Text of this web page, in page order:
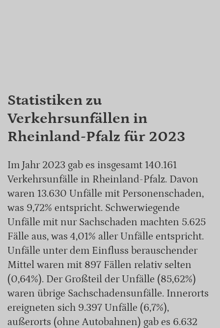
Statistiken zu
Verkehrsunfällen in
Rheinland-Pfalz für 2023
Im Jahr 2023 gab es insgesamt 140.161
Verkehrsunfälle in Rheinland-Pfalz. Davon
waren 13.630 Unfälle mit Personenschaden,
was 9,72% entspricht. Schwerwiegende
Unfälle mit nur Sachschaden machten 5.625
Fälle aus, was 4,01% aller Unfälle entspricht.
Unfälle unter dem Einfluss berauschender
Mittel waren mit 897 Fällen relativ selten
(0,64%). Der Großteil der Unfälle (85,62%)
waren übrige Sachschadensunfälle. Innerorts
ereigneten sich 9.397 Unfälle (6,7%),
außerorts (ohne Autobahnen) gab es 6.632